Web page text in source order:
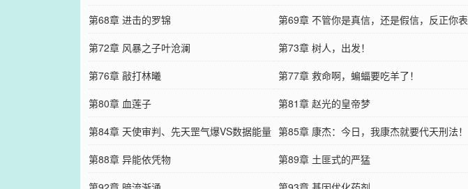
第68章 进击的罗锦
第69章 不管你是真信，还是假信，反正你表
面上信了
第72章 风暴之子叶沧澜
第73章 树人，出发！
第76章 敲打林曦
第77章 救命啊，蝙蝠要吃羊了！
第80章 血莲子
第81章 赵光的皇帝梦
第84章 天使审判、先天罡气爆VS数据能量
炮
第85章 康杰：今日，我康杰就要代天刑法！
第88章 异能依凭物
第89章 土匪式的严猛